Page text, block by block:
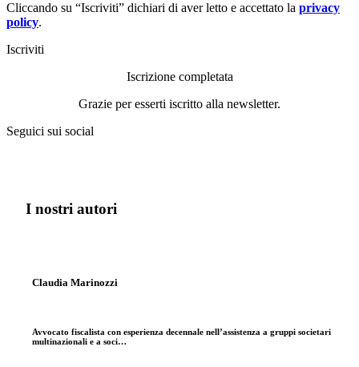
Cliccando su “Iscriviti” dichiari di aver letto e accettato la privacy
policy.
Iscriviti
Iscrizione completata
Grazie per esserti iscritto alla newsletter.
Seguici sui social
I nostri autori
Claudia Marinozzi
Avvocato fiscalista con esperienza decennale nell’assistenza a gruppi societari
multinazionali e a soci…